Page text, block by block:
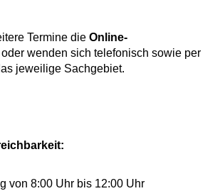
Termine die Online-
oder wenden sich telefonisch sowie per
jeweilige Sachgebiet.
von 8:00 Uhr bis 12:00 Uhr